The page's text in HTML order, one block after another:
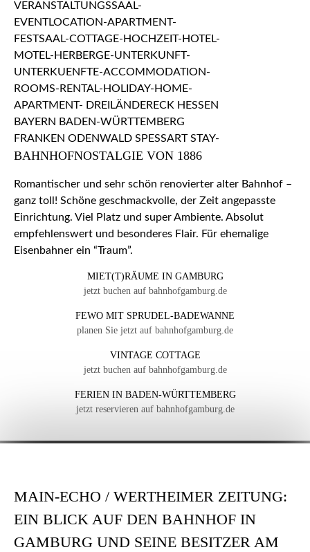
BAHNHOFNOSTALGIE VON 1886
Romantischer und sehr schön renovierter alter Bahnhof –
ganz toll! Schöne geschmackvolle, der Zeit angepasste
Einrichtung. Viel Platz und super Ambiente. Absolut
empfehlenswert und besonderes Flair. Für ehemalige
Eisenbahner ein “Traum”.
MIET(T)RÄUME IN GAMBURG
jetzt buchen auf bahnhofgamburg.de
FEWO MIT SPRUDEL-BADEWANNE
planen Sie jetzt auf bahnhofgamburg.de
VINTAGE COTTAGE
jetzt buchen auf bahnhofgamburg.de
FERIEN IN BADEN-WÜRTTEMBERG
jetzt reservieren auf bahnhofgamburg.de
MAIN-ECHO / WERTHEIMER ZEITUNG:
EIN BLICK AUF DEN BAHNHOF IN
GAMBURG UND SEINE BESITZER AM